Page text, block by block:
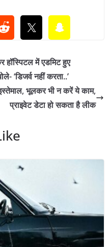
में एडमिट हुए
‘डिजर्व नहीं करता..’
भूलकर भी न करें ये काम,
प्राइवेट डेटा हो सकता है लीक